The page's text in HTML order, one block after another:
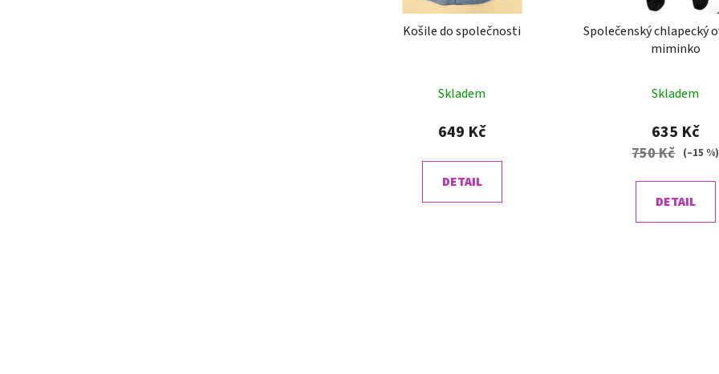
Košile do společnosti
Skladem
649 Kč
DETAIL
Společenský chlapecký
miminko
Skladem
635 Kč
750 Kč (–15 %)
DETAIL